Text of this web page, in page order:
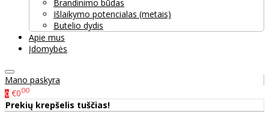
Brandinimo būdas
Išlaikymo potencialas (metais)
Butelio dydis
Apie mus
Įdomybės
Mano paskyra
0 €000
Prekių krepšelis tuščias!